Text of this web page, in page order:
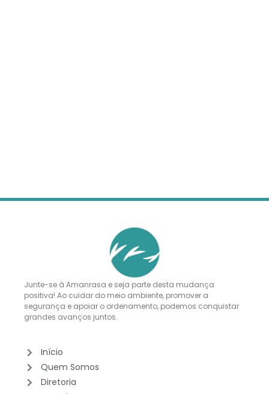
Junte-se à Amanrasa e seja parte desta mudança
positiva! Ao cuidar do meio ambiente, promover a
segurança e apoiar o ordenamento, podemos conquistar
grandes avanços juntos.
Início
Quem Somos
Diretoria